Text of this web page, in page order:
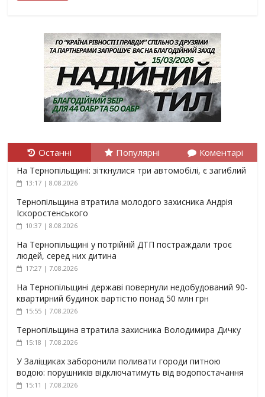
Останні Популярні Коментарі
На Тернопільщині: зіткнулися три автомобілі, є загиблий
13:17 | 8.08.2026
Тернопільщина втратила молодого захисника Андрія
Іскоростенського
10:37 | 8.08.2026
На Тернопільщині у потрійній ДТП постраждали троє
людей, серед них дитина
17:27 | 7.08.2026
На Тернопільщині державі повернули недобудований 90-
квартирний будинок вартістю понад 50 млн грн
15:55 | 7.08.2026
Тернопільщина втратила захисника Володимира Дичку
15:18 | 7.08.2026
У Заліщиках заборонили поливати городи питною
водою: порушників відключатимуть від водопостачання
15:11 | 7.08.2026